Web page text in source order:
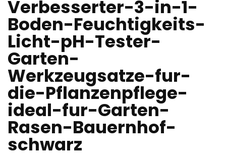
Verbesserter-3-in-1-
Boden-Feuchtigkeits-
Licht-pH-Tester-
Garten-
Werkzeugsatze-fur-
die-Pflanzenpflege-
ideal-fur-Garten-
Rasen-Bauernhof-
schwarz